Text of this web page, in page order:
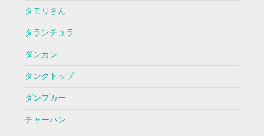
タモリさん
タランチュラ
ダンカン
タンクトップ
ダンプカー
チャーハン